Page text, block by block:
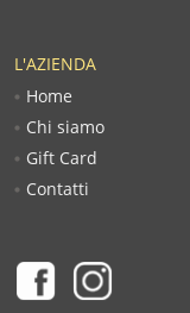
L'AZIENDA
Home
Chi siamo
Gift Card
Contatti